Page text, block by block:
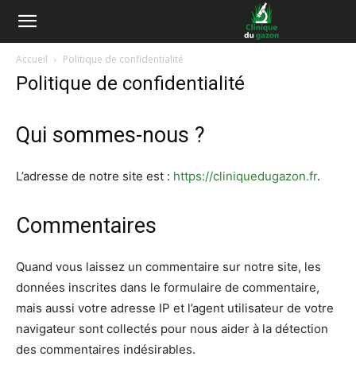
Accueil Politique de confidentialité
Politique de confidentialité
Qui sommes-nous ?
L’adresse de notre site est : https://cliniquedugazon.fr.
Commentaires
Quand vous laissez un commentaire sur notre site, les
données inscrites dans le formulaire de commentaire,
mais aussi votre adresse IP et l’agent utilisateur de votre
navigateur sont collectés pour nous aider à la détection
des commentaires indésirables.